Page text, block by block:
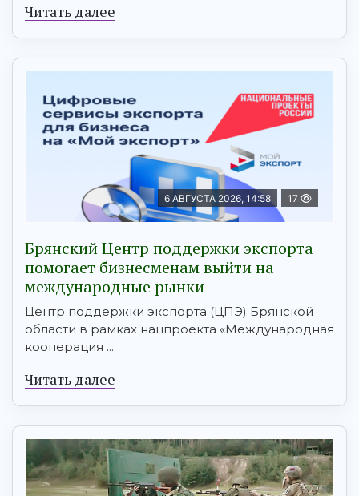
Читать далее
6 АВГУСТА 2026, 14:58 17
Брянский Центр поддержки экспорта
помогает бизнесменам выйти на
международные рынки
Центр поддержки экспорта (ЦПЭ) Брянской
области в рамках нацпроекта «Международная
кооперация ...
Читать далее